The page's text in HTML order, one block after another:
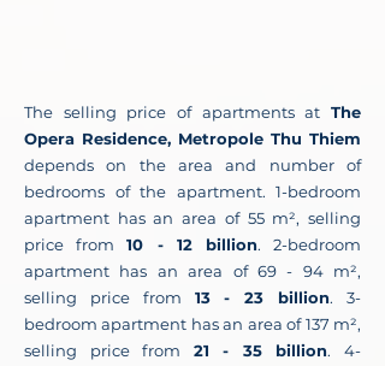
The selling price of apartments at The
Opera Residence, Metropole Thu Thiem
depends on the area and number of
bedrooms of the apartment. 1-bedroom
apartment has an area of ​​55 m², selling
price from10 - 12 billion. 2-bedroom
apartment has an area of ​​69 - 94 m²,
selling price from 13 - 23 billion. 3-
bedroom apartment has an area of ​​137 m²,
selling price from 21 - 35 billion. 4-